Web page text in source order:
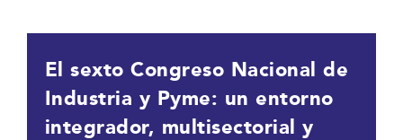
El sexto Congreso Nacional de
Industria y Pyme: un entorno
integrador, multisectorial y